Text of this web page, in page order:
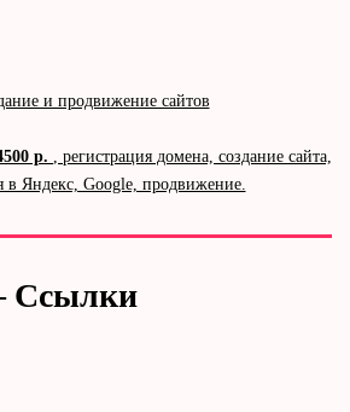
р.
, регистрация домена, создание сайта,
в Яндекс, Google, продвижение.
Ссылки